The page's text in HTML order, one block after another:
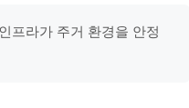
프라가 주거 환경을 안정